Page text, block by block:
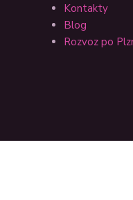
Kontakty
Blog
Rozvoz po